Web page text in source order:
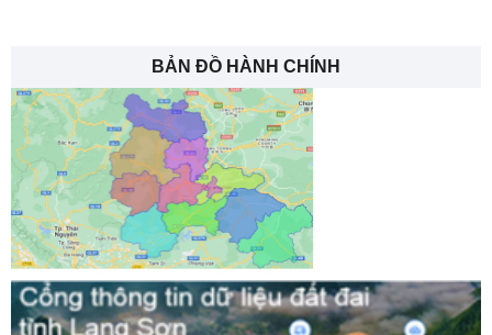
BẢN ĐỒ HÀNH CHÍNH